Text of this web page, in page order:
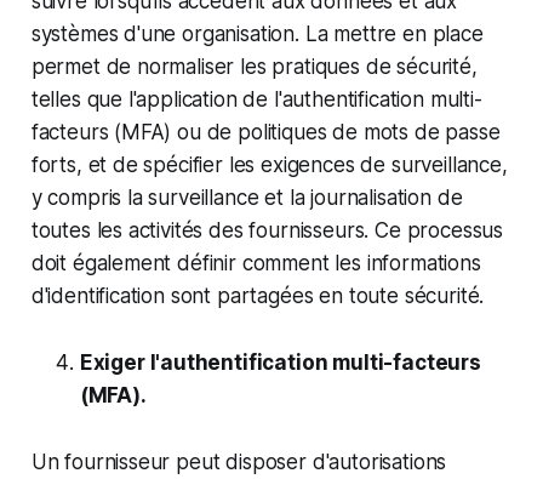
systèmes d'une organisation. La mettre en place
permet de normaliser les pratiques de sécurité,
telles que l'application de l'authentification multi-
facteurs (MFA) ou de politiques de mots de passe
forts, et de spécifier les exigences de surveillance,
y compris la surveillance et la journalisation de
toutes les activités des fournisseurs. Ce processus
doit également définir comment les informations
d'identification sont partagées en toute sécurité.
Exiger l'authentification multi-facteurs
(MFA).
Un fournisseur peut disposer d'autorisations